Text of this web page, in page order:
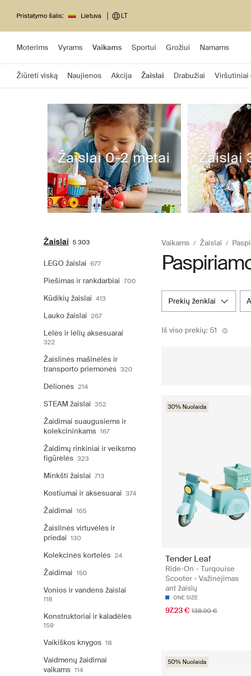
Pristatymo šalis: Lietuva LT
Moterims Vyrams Vaikams Sportui Grožiui Namams
Žiūrėti viską Naujienos Akcija Žaislai Drabužiai Viršutiniai
Žaislai 0-2 metai Žaislai
Žaislai 5 303
LEGO žaislai 677
Piešimas ir rankdarbiai 700
Kūdikių žaislai 413
Lauko žaislai 267
Lėlės ir lėlių aksesuarai
322
Žaislinės mašinėlės ir
transporto priemonės 320
Dėlionės 214
STEAM žaislai 352
Žaidimai suaugusiems ir
kolekcininkams 167
Žaidimų rinkiniai ir veiksmo
figūrėlės 323
Minkšti žaislai 713
Kostiumai ir aksesuarai 374
Žaidimai 165
Žaislinės virtuvėlės ir
priedai 130
Kolekcinės kortelės 24
Žaidimai 150
Vonios ir vandens žaislai
118
Konstruktoriai ir kaladėlės
159
Vaikiškos knygos 18
Vaidmenų žaidimai
vaikams 114
Vaikams Žaislai
prekių ženklai
Iš viso prekių: 51
30% Nuolaida
Tender Leaf
Ride-On - Turqouise
Scooter - Važinėjimas
ant žaislų
ONE SIZE
97.23 € 138.90 €
50% Nuolaida